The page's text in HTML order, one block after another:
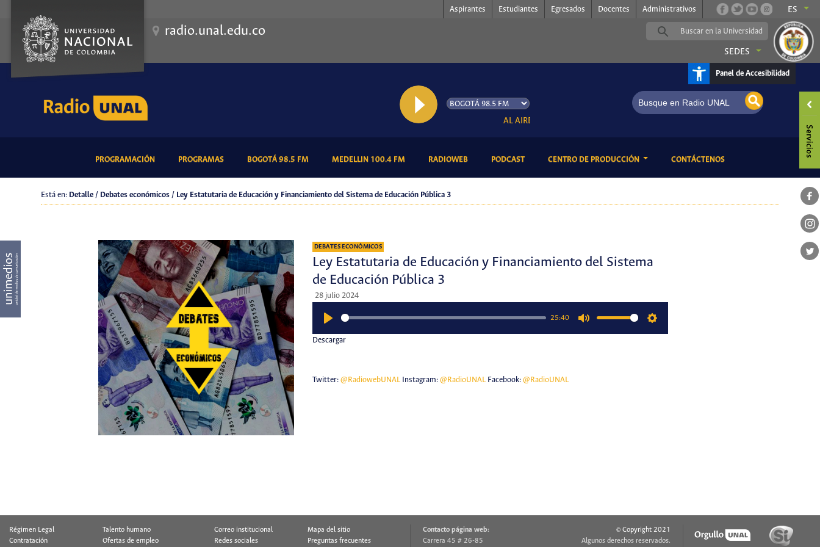
Aspirantes Estudiantes Egresados Docentes Administrativos ES
radio.unal.edu.co
SEDES
Panel de Accesibilidad
AL AIRE: Sonidos Tentativos
PROGRAMACIÓN(CURRENT)PROGRAMAS(CURRENT)BOGOTÁ 98.5 FM(CURRENT)MEDELLIN 100.4 FM(CURRENT)RADIOWEB(CURRENT)PODCAST(CURRENT)CENTRO DE PRODUCCIÓN CONTÁCTENOS(CURRENT)
Está en: Detalle / Debates económicos / Ley Estatutaria de Educación y Financiamiento del Sistema de Educación Pública 3
DEBATES ECONÓMICOS
Ley Estatutaria de Educación y Financiamiento del Sistema
de Educación Pública 3
28 julio 2024
25:40
Descargar
Twitter: @RadiowebUNALInstagram: @RadioUNALFacebook: @RadioUNAL
Régimen Legal
Talento humano
Contratación
Ofertas de empleo
Correo institucional
Mapa del sitio
Redes sociales
Preguntas frecuentes
Contacto página web:
Carrera 45 # 26-85
© Copyright 2021
Algunos derechos reservados.